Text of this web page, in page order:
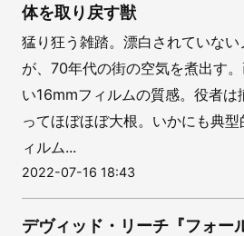
体を取り戻す獣
猛り狂う雑踏。漂白されていない
が、70年代の街の空気を煮出す
い16mmフィルムの質感。役者は
ってほぼほぼ大根。いかにも典型
ィルム...
2022-07-16 18:43
デヴィッド・リーチ『フォー